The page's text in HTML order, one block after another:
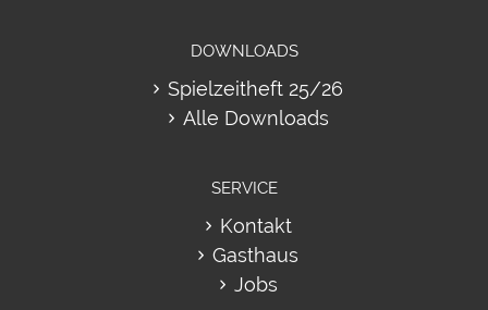
DOWNLOADS
Spielzeitheft 25/26
Alle Downloads
SERVICE
Kontakt
Gasthaus
Jobs